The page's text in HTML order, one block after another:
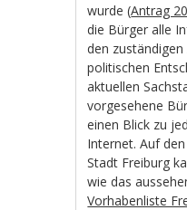
wurde (Antrag
die Bürger alle
den
politischen
aktuellen
vorgesehene
einen Blick zu
Internet. Auf
Stadt Freiburg
wie das
Vorhabenliste